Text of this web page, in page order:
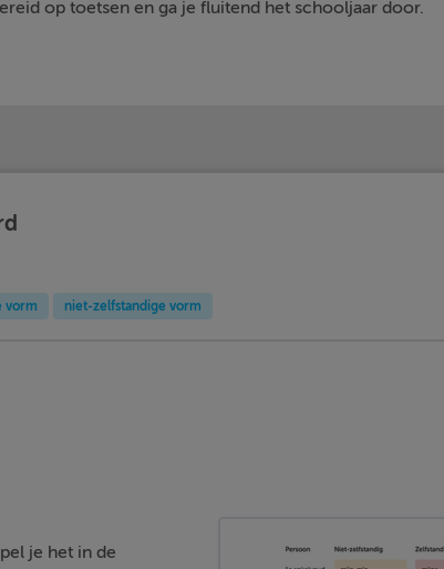
op toetsen en ga je fluitend het schooljaar door.
vorm niet-zelfstandige vorm
je het in de